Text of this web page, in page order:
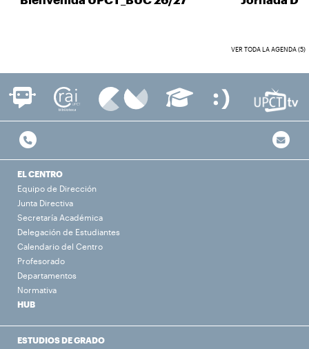
VER TODA LA AGENDA (5)
EL CENTRO
Equipo de Dirección
Junta Directiva
Secretaría Académica
Delegación de Estudiantes
Calendario del Centro
Profesorado
Departamentos
Normativa
HUB
ESTUDIOS DE GRADO